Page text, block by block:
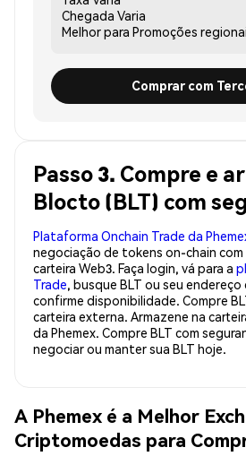
Chegada Varia
Melhor para Promoções
Comprar com
Passo 3. Compre e
Blocto (BLT) com
Plataforma Onchain Trade da
negociação de tokens on-chain com
carteira Web3. Faça login, vá para a
Trade, busque BLT ou seu
confirme disponibilidade. Compre
carteira externa. Armazene na
da Phemex. Compre BLT com
negociar ou manter sua BLT hoje.
A Phemex é a Melhor
Criptomoedas para